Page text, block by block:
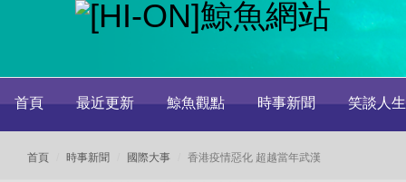
首頁 最近更新 鯨魚觀點 時事新聞 笑談人生
首頁 時事新聞 國際大事 香港疫情惡化 超越當年武漢